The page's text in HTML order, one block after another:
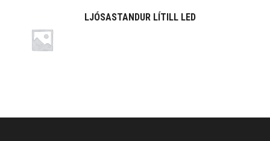
LJÓSASTANDUR LÍTILL LED